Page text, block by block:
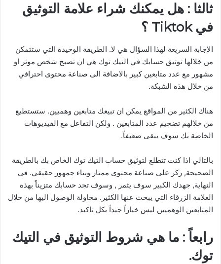
ثالثا : هل يمكنك شراء علامة التوثيق
في Tiktok ؟
الإجابة السريعة لهذا السؤال هي لا. الطريقة الوحيدة التي ستتمكن
من خلالها توثيق حسابك في التيك توك هي ان تصبح شخص موثر او
مشهور مع عدد متابعين كبير بالاضافة الى صناعة محتوى احترافي
من خلال هذه الشبكة.
هناك الكثير من المواقع يمكن ان تبيعك متابعين وهميين. ستستطيع
من خلالهم تضخيم عدد المتابعين . ولكن التفاعل مع الفيديوهات
الخاصة بك سوف يبقى ضعيفاً.
بالتالي اذا كنت تتطلع لتوثيق حساب التيك توك الخاص بك بالطريقة
الصحيحة, ركز على صناعة محتوى ممتاز وبناء جمهور حقيقي. في
النهاية, جهدك الكبير سوف يثمر , وسوف تجد حسابك متزيناً بهذه
العلامة الزرقاء التي يبحث عنها الكثير. محاولة الوصول اليها من خلال
المتابعين الوهميين ليس خياراً جيداً بكل تاكيد.
رابعاً : ما هي شروط التوثيق في التيك
توك.